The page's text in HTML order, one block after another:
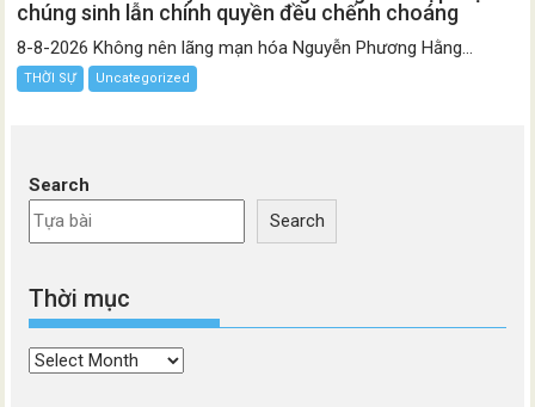
chúng sinh lẫn chính quyền đều chếnh choáng
8-8-2026 Không nên lãng mạn hóa Nguyễn Phương Hằng...
THỜI SỰ Uncategorized
Search
Search
Thời mục
Thời